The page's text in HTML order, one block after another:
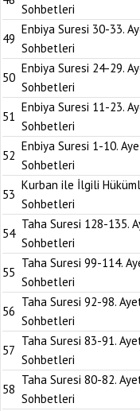
Sohbetleri
49
Enbiya Suresi 30-33.
Sohbetleri
50
Enbiya Suresi 24-29.
Sohbetleri
51
Enbiya Suresi 11-23.
Sohbetleri
52
Enbiya Suresi 1-10.
Sohbetleri
53
Kurban ile İlgili
Sohbetleri
54
Taha Suresi 128-135.
Sohbetleri
55
Taha Suresi 99-114.
Sohbetleri
56
Taha Suresi 92-98.
Sohbetleri
57
Taha Suresi 83-91.
Sohbetleri
58
Taha Suresi 80-82.
Sohbetleri